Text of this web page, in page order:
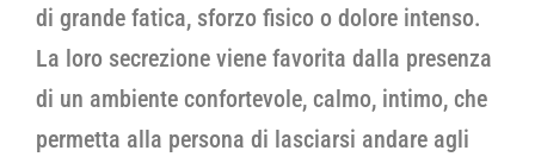
di grande fatica, sforzo fisico o dolore intenso.
La loro secrezione viene favorita dalla presenza
di un ambiente confortevole, calmo, intimo, che
permetta alla persona di lasciarsi andare agli